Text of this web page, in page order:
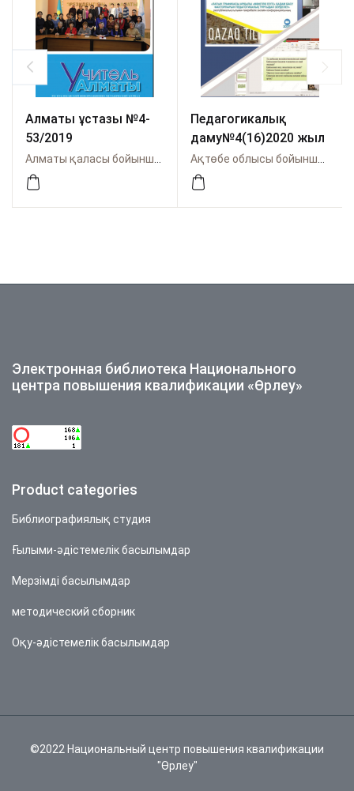
Алматы ұстазы №4-
53/2019
Педагогикалық
даму№4(16)2020 жыл
Электронная библиотека Национального
центра повышения квалификации «Өрлеу»
Product categories
Библиографиялық студия
Ғылыми-әдістемелік басылымдар
Мерзімді басылымдар
методический сборник
Оқу-әдістемелік басылымдар
©2022 Национальный центр повышения квалификации
"Өрлеу"